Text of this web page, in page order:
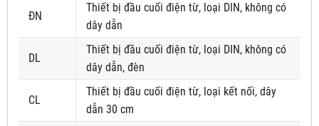
ĐN
Thiết bị đầu cuối điện từ, loại DIN, không có
dây dẫn
DL
Thiết bị đầu cuối điện từ, loại DIN, không có
dây dẫn, đèn
CL
Thiết bị đầu cuối điện từ, loại kết nối, dây
dẫn 30 cm